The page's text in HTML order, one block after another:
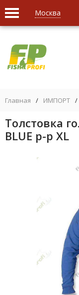
Москва
Главная / ИМПОРТ /
Толстовка
BLUE р-р XL